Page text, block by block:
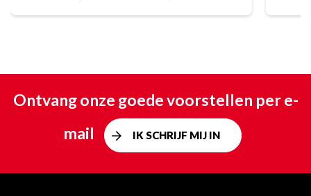
Ontvang onze goede voorstellen per e-
mail
IK SCHRIJF MIJ IN